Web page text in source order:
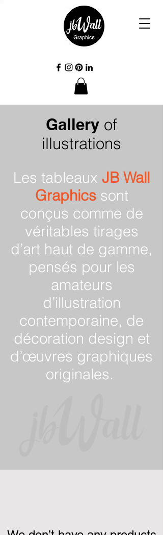
Gallery of
illustrations
Les tableaux JB Wall
Graphicssont
conçus comme de
véritables tirages
d’art haut de gamme,
pensés pour les
amateurs
d’illustration
contemporaine, de
décoration design et
d’œuvres graphiques
originales.